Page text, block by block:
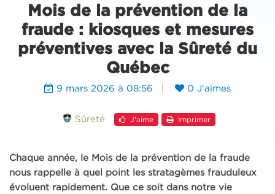
Mois de la prévention de la
fraude : kiosques et mesures
préventives avec la Sûreté du
Québec
9 mars 2026 à 08:56 0 J'aimes
Sûreté J'aime Imprimer
Chaque année, le Mois de la prévention de la fraude
nous rappelle à quel point les stratagèmes frauduleux
évoluent rapidement. Que ce soit dans notre vie